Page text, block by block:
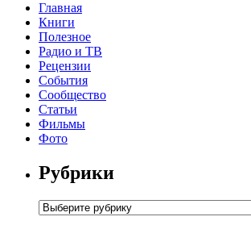
Главная
Книги
Полезное
Радио и ТВ
Рецензии
События
Сообщество
Статьи
Фильмы
Фото
Рубрики